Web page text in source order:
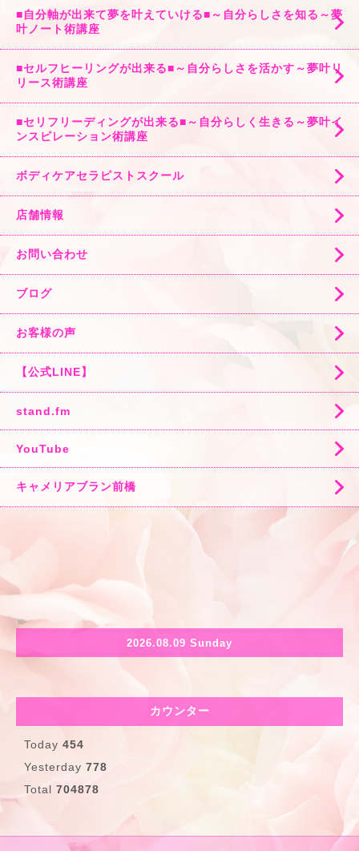
■自分軸が出来て夢を叶えていける■～自分らしさを知る～夢
叶ノート術講座
■セルフヒーリングが出来る■～自分らしさを活かす～夢叶リ
リース術講座
■セリフリーディングが出来る■～自分らしく生きる～夢叶イ
ンスピレーション術講座
ボディケアセラピストスクール
店舗情報
お問い合わせ
ブログ
お客様の声
【公式LINE】
stand.fm
YouTube
キャメリアブラン前橋
2026.08.09 Sunday
カウンター
Today 454
Yesterday 778
Total 704878